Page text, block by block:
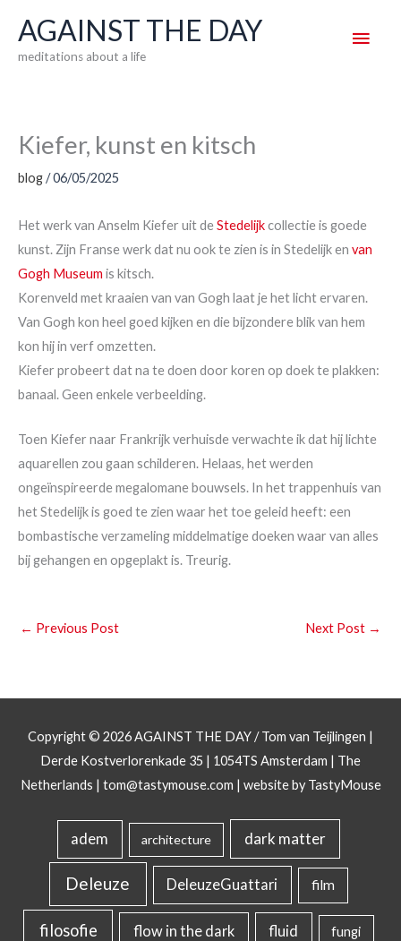
content
AGAINST THE DAY
meditations about a life
Main
Kiefer, kunst en kitsch
blog/06/05/2025
Het werk van Anselm Kiefer uit deStedelijkcollectie is goede
kunst. Zijn Franse werk dat nu ook te zien is in Stedelijk en van
Gogh Museum is kitsch.
Korenveld met kraaien van van Gogh laat je het licht ervaren.
Van Gogh kon heel goed kijken en die bijzondere blik van hem
kon hij in verf omzetten.
Kiefer probeert dat na te doen door koren op doek te plakken:
banaal. Geen enkele verbeelding.
Toen Kiefer naar Frankrijk verhuisde verwachte ik dat hij lichte
aquarellen zou gaan schilderen. Helaas, het werden
ongeïnspireerde megalomane bouwsels. In het trappenhuis van
het Stedelijk is goed te zien waar het toe geleid heeft: een
bombastische verzameling middelmatige doeken waar van alles
bij gehangen en opgeplakt is. Treurig.
← Previous Post Next Post →
Copyright © 2026AGAINST THE DAY/ Tom van Teijlingen |
Derde Kostverlorenkade 35 | 1054TS Amsterdam | The
Netherlands | tom@tastymouse.com | website by TastyMouse
adem architecture dark matter
Deleuze DeleuzeGuattari film
filosofie flow in the dark fluid fungi